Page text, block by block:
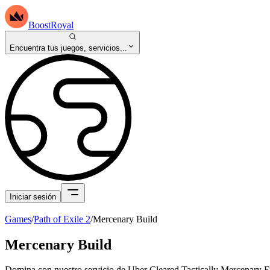
BoostRoyal
Encuentra tus juegos, servicios...
Iniciar sesión
Games/Path of Exile 2/Mercenary Build
Mercenary Build